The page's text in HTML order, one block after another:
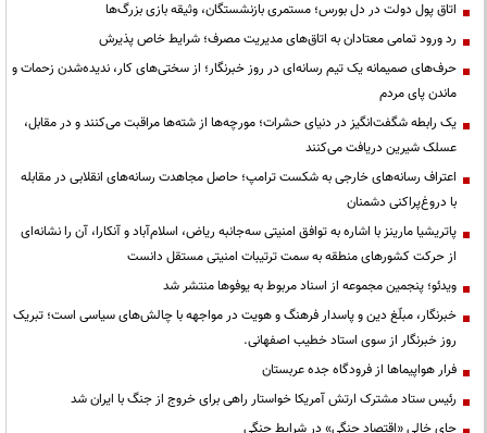
اتاق پول دولت در دل بورس؛ مستمری بازنشستگان، وثیقه بازی بزرگ‌ها
رد ورود تمامی معتادان به اتاق‌های مدیریت مصرف؛ شرایط خاص پذیرش
حرف‌های صمیمانه یک تیم رسانه‌ای در روز خبرنگار؛ از سختی‌های کار، ندیده‌شدن زحمات و
ماندن پای مردم
یک رابطه شگفت‌انگیز در دنیای حشرات؛ مورچه‌ها از شته‌ها مراقبت می‌کنند و در مقابل،
عسلک شیرین دریافت می‌کنند
اعتراف رسانه‌های خارجی به شکست ترامپ؛ حاصل مجاهدت رسانه‌های انقلابی در مقابله
با دروغ‌پراکنی دشمنان
پاتریشیا مارینز با اشاره به توافق امنیتی سه‌جانبه ریاض، اسلام‌آباد و آنکارا، آن را نشانه‌ای
از حرکت کشورهای منطقه به سمت ترتیبات امنیتی مستقل دانست
ویدئو؛ پنجمین مجموعه از اسناد مربوط به یوفوها منتشر شد
خبرنگار، مبلّغ دین و پاسدار فرهنگ و هویت در مواجهه با چالش‌های سیاسی است؛ تبریک
روز خبرنگار از سوی استاد خطیب اصفهانی.
فرار هواپیماها از فرودگاه جده عربستان
رئیس ستاد مشترک ارتش آمریکا خواستار راهی برای خروج از جنگ با ایران شد
جای خالی «اقتصاد جنگی» در شرایط جنگی